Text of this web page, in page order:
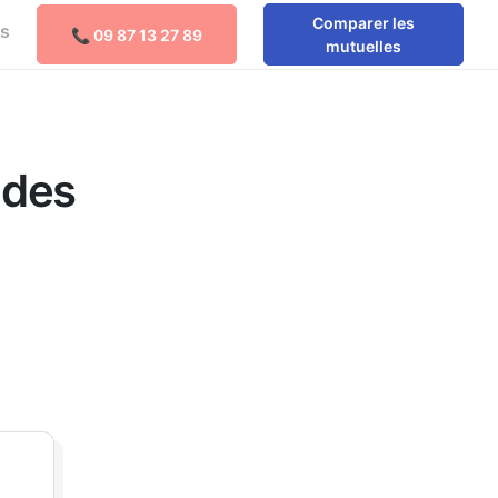
📞 09 87 13 27 89
Comparer les
mutuelles
Comparer les mutuelles